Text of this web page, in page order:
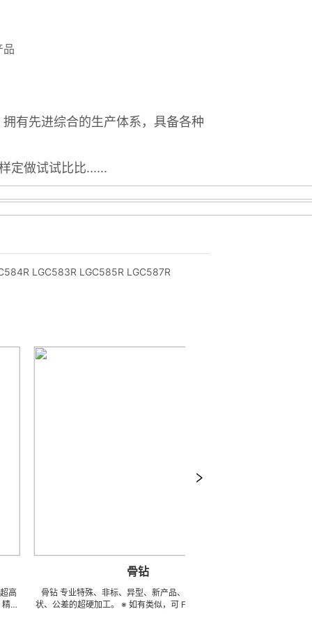
ㅤㅤㅤ
LGC583R LGC585R LGC587R
骨钻 专业特殊、非标、异型、新产品、任意种类、形
状、公差的超硬加工。 ※ 如有类似，可 FAX 地址，来电